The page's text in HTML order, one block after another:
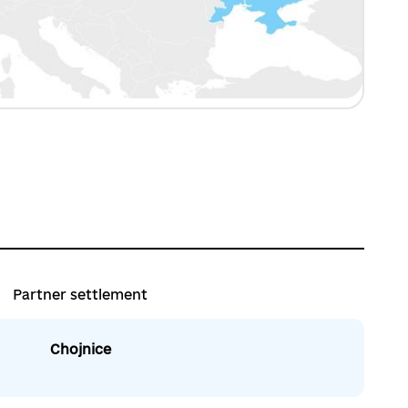
Partner settlement
Chojnice